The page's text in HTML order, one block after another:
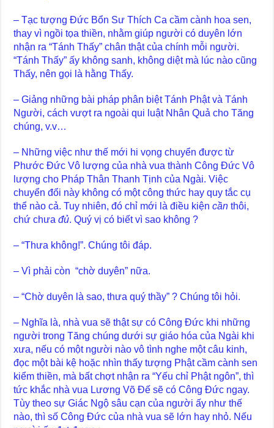
– Tạc tượng Đức Bổn Sư Thích Ca cầm cành hoa sen,
thay vì ngồi tọa thiền, nhằm giúp người có duyên lớn
nhận ra “Tánh Thấy” chân thật của chính mỗi người.
“Tánh Thấy” ấy không sanh, không diệt mà lúc nào cũng
Thấy, nên gọi là hằng Thấy.
– Giảng những bài pháp phân biệt Tánh Phật và Tánh
Người, cách vượt ra ngoài qui luật Nhân Quả cho Tăng
chúng, v.v…
– Những việc như thế mới hi vọng chuyển được từ
Phước Đức Vô lượng của nhà vua thành Công Đức Vô
lượng cho Pháp Thân Thanh Tịnh của Ngài. Việc
chuyển đổi này không có một công thức hay quy tắc cụ
thể nào cả. Tuy nhiên, đó chỉ mới là điều kiệncần thôi,
chứ chưađủ. Quý vị có biết vì sao không ?
– “Thưa không!”. Chúng tôi đáp.
– Vì phải còn “chờ duyên” nữa.
– “Chờ duyên là sao, thưa quý thầy” ? Chúng tôi hỏi.
– Nghĩa là, nhà vua sẽ thật sự có Công Đức khi những
người trong Tăng chúng dưới sự giáo hóa của Ngài khi
xưa, nếu có một người nào vô tình nghe một câu kinh,
đọc một bài kệ hoặc nhìn thấy tượng Phật cầm cành sen
kiểm thiền, mà bất chợt nhận ra “Yếu chỉ Phật ngôn”, thì
tức khắc nhà vua Lương Võ Đế sẽ có Công Đức ngay.
Tùy theo sự Giác Ngộ sâu cạn của người ấy như thế
nào, thì số Công Đức của nhà vua sẽ lớn hay nhỏ. Nếu